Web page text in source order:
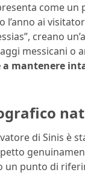
come
ai
creano
messicani o
mantenere
di Sinis è
un punto di